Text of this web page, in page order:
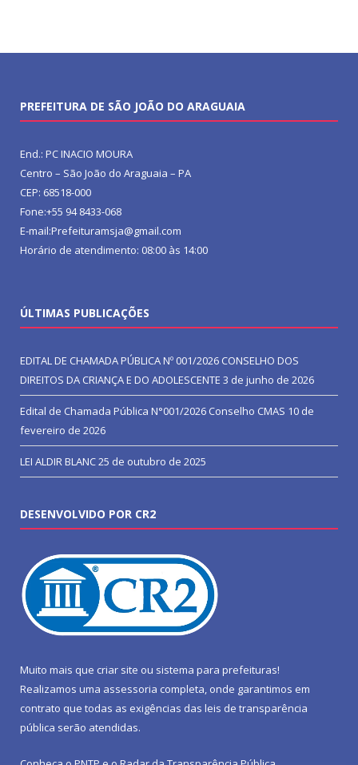
PREFEITURA DE SÃO JOÃO DO ARAGUAIA
End.: PC INACIO MOURA
Centro – São João do Araguaia – PA
CEP: 68518-000
Fone:+55 94 8433-068
E-mail:Prefeituramsja@gmail.com
Horário de atendimento: 08:00 às 14:00
ÚLTIMAS PUBLICAÇÕES
EDITAL DE CHAMADA PÚBLICA Nº 001/2026 CONSELHO DOS
DIREITOS DA CRIANÇA E DO ADOLESCENTE 3 de junho de 2026
Edital de Chamada Pública N°001/2026 Conselho CMAS 10 de
fevereiro de 2026
LEI ALDIR BLANC25 de outubro de 2025
DESENVOLVIDO POR CR2
Muito mais que criar site ou sistema para prefeituras!
Realizamos uma assessoria completa, onde garantimos em
contrato que todas as exigências das leis de transparência
pública serão atendidas.